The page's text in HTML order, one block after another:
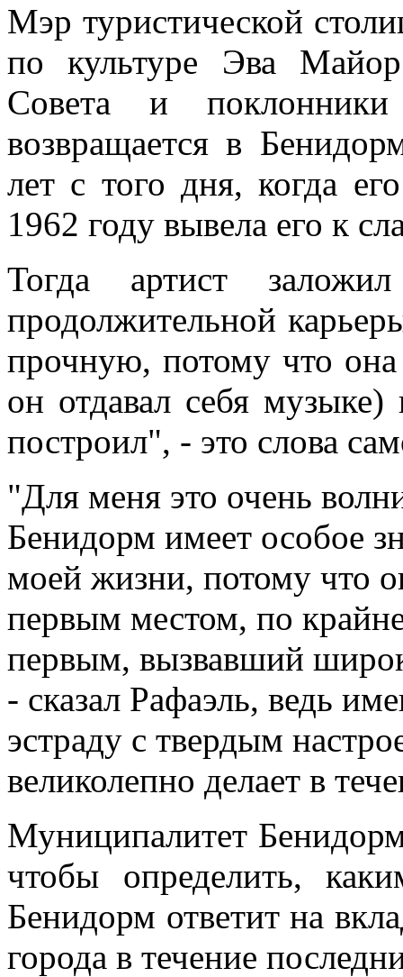
Мэр туристической
по культуре Эва
Совета и
возвращается в
лет с того дня, когда
1962 году вывела его к
Тогда артист
продолжительной
прочную, потому что
он отдавал себя
построил", - это слова
"Для меня это очень
Бенидорм имеет особое
моей жизни, потому что
первым местом, по
первым, вызвавший
- сказал Рафаэль, ведь
эстраду с твердым
великолепно делает в
Муниципалитет
чтобы определить,
Бенидорм ответит на
города в течение